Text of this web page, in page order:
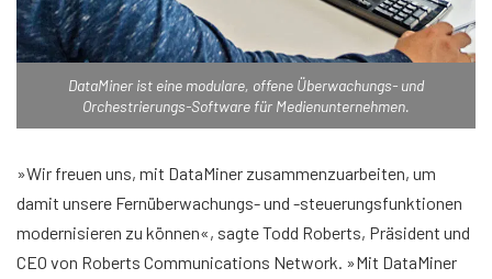
DataMiner ist eine modulare, offene Überwachungs- und
Orchestrierungs-Software für Medienunternehmen.
»Wir freuen uns, mit DataMiner zusammenzuarbeiten, um
damit unsere Fernüberwachungs- und -steuerungsfunktionen
modernisieren zu können«, sagte Todd Roberts, Präsident und
CEO von Roberts Communications Network. »Mit DataMiner